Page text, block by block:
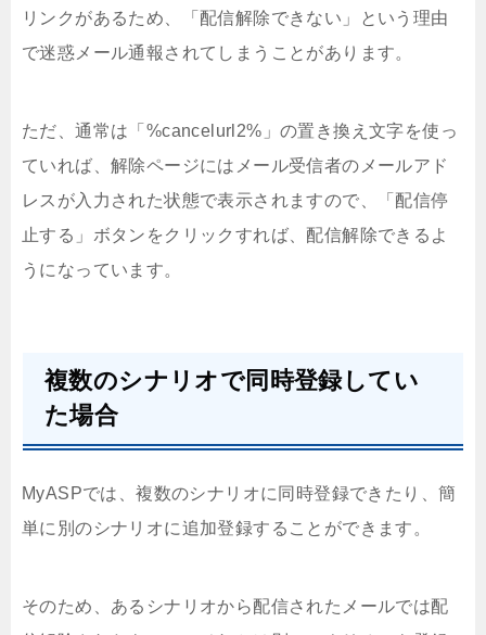
リンクがあるため、「配信解除できない」という理由
で迷惑メール通報されてしまうことがあります。
ただ、通常は「%cancelurl2%」の置き換え文字を使っ
ていれば、解除ページにはメール受信者のメールアド
レスが入力された状態で表示されますので、「配信停
止する」ボタンをクリックすれば、配信解除できるよ
うになっています。
複数のシナリオで同時登録してい
た場合
MyASPでは、複数のシナリオに同時登録できたり、簡
単に別のシナリオに追加登録することができます。
そのため、あるシナリオから配信されたメールでは配